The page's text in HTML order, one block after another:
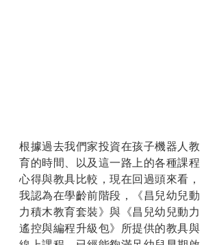
根據過去我們家投資在孩子機器人教
育的時間、以及這一路上的各種課程
心得與教具比較，現在回過頭來看，
我認為在學齡前階段，《昌兒幼兒動
力積木教育套裝》與《昌兒幼兒動力
遙控與編程升級包》所提供的教具與